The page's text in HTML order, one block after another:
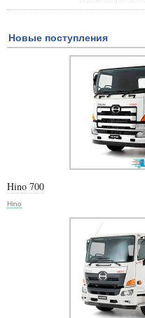
Новые поступления
Hino 700
Hino